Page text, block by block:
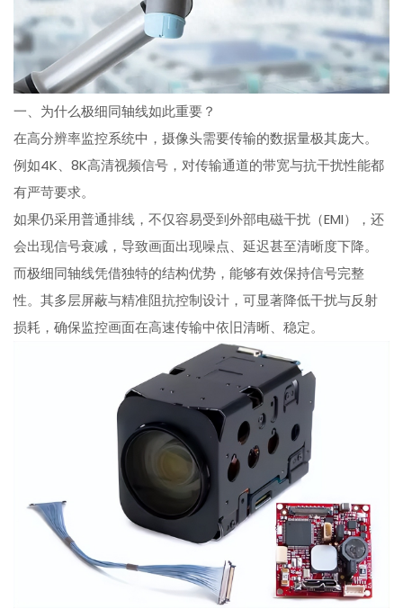
一、为什么极细同轴线如此重要？
在高分辨率监控系统中，摄像头需要传输的数据量极其庞大。
例如4K、8K高清视频信号，对传输通道的带宽与抗干扰性能都
有严苛要求。
如果仍采用普通排线，不仅容易受到外部电磁干扰（EMI），还
会出现信号衰减，导致画面出现噪点、延迟甚至清晰度下降。
而极细同轴线凭借独特的结构优势，能够有效保持信号完整
性。其多层屏蔽与精准阻抗控制设计，可显著降低干扰与反射
损耗，确保监控画面在高速传输中依旧清晰、稳定。